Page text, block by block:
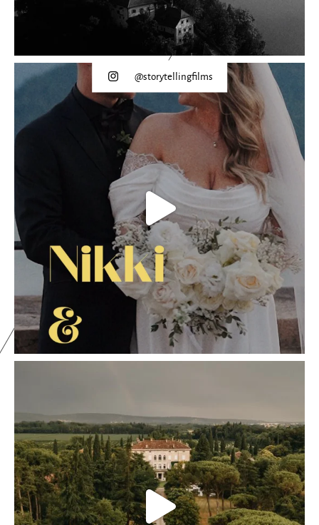
@storytellingfilms